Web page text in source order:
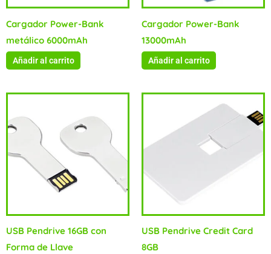
Cargador Power-Bank
metálico 6000mAh
Añadir al carrito
Cargador Power-Bank
13000mAh
Añadir al carrito
USB Pendrive 16GB con
Forma de Llave
USB Pendrive Credit Card
8GB